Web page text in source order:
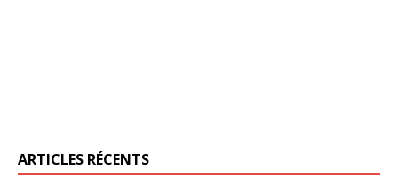
ARTICLES RÉCENTS